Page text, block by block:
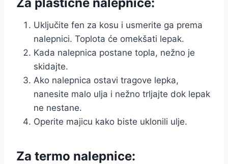
Uključite fen za kosu i usmerite ga prema
nalepnici. Toplota će omekšati lepak.
Kada nalepnica postane topla, nežno je
skidajte.
Ako nalepnica ostavi tragove lepka,
nanesite malo ulja i nežno trljajte dok lepak
ne nestane.
Operite majicu kako biste uklonili ulje.
Za termo nalepnice: